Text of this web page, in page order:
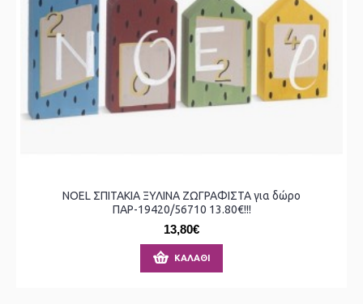
NOEL ΣΠΙΤΑΚΙΑ ΞΥΛΙΝΑ ΖΩΓΡΑΦΙΣΤΑ για δώρο
ΠΑΡ-19420/56710 13.80€!!!
13,80€
ΚΑΛΆΘΙ